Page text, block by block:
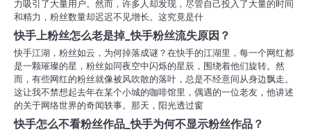
力吸引了大量用户。然而，许多人却发现，尽管自己投入了大量的时间
和精力，粉丝数量却迟迟不见增长。这究竟是什
快手上粉丝怎么老是掉_快手粉丝流失原因？
快手江湖，粉丝如云，为何掉落成谜？在快手的江湖里，每一个网红都
是一颗璀璨的星，粉丝如同夜空中闪烁的星辰，围绕着他们旋转。然
而，有些网红的粉丝就像被风吹散的落叶，总是不经意间从身边飘走。
这让我不禁想起去年在某个小城的咖啡馆里，偶遇的一位老友，他讲述
的关于网络世界的奇闻轶事。那天，阳光透过窗
快手怎么不看粉丝作品_快手为何不显示粉丝作品？